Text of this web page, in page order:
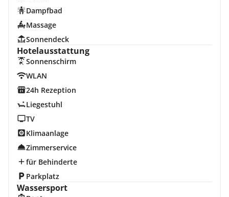
Dampfbad
Massage
Sonnendeck
Hotelausstattung
Sonnenschirm
WLAN
24h Rezeption
Liegestuhl
TV
Klimaanlage
Zimmerservice
für Behinderte
Parkplatz
Wassersport